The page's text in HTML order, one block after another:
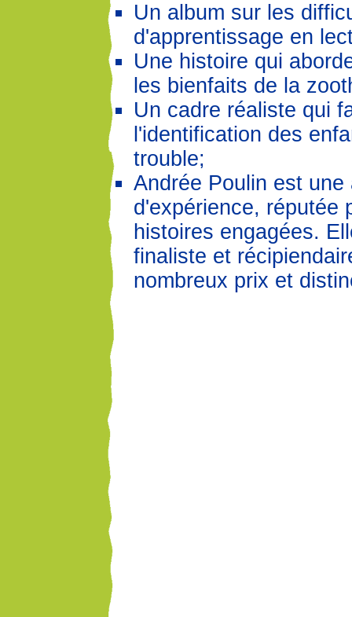
Un album sur les
d'apprentissage en
Une histoire qui
les bienfaits de la
Un cadre réaliste qui
l'identification des
trouble;
Andrée Poulin est une
d'expérience, réputée
histoires engagées.
finaliste et
nombreux prix et